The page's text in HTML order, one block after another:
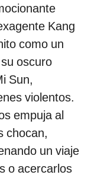
Kang
como un
oscuro
Sun,
violentos.
empuja al
chocan,
un viaje
o acercarlos